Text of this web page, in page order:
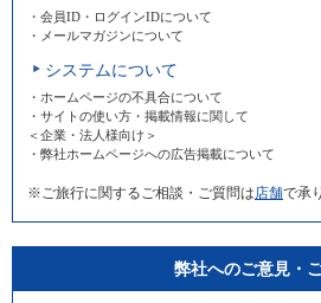
・会員ID・ログインIDについて
・メールマガジンについて
システムについて
・ホームページの不具合について
・サイトの使い方・掲載情報に関して
＜企業・法人様向け＞
・弊社ホームページへの広告掲載について
※ご旅行に関するご相談・ご質問は 店舗で承
弊社へのご意見・